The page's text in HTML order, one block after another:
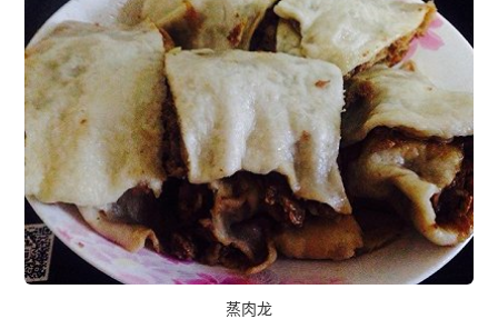
蒸肉龙